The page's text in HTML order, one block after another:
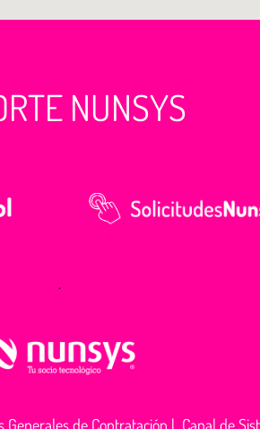
NUNSYS
.
Generales de Contratación | Canal de